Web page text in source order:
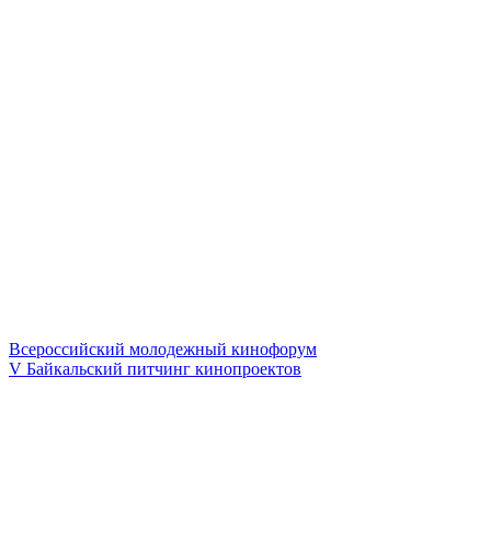
Всероссийский молодежный кинофорум
V Байкальский питчинг кинопроектов